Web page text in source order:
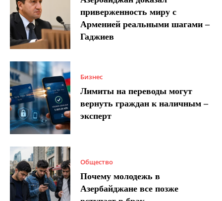
приверженность миру с
Арменией реальными шагами –
Гаджиев
Бизнес
Лимиты на переводы могут
вернуть граждан к наличным –
эксперт
Общество
Почему молодежь в
Азербайджане все позже